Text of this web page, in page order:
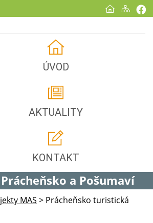
ÚVOD
AKTUALITY
KONTAKT
a Pošumaví
MAS > Prácheňsko turistická